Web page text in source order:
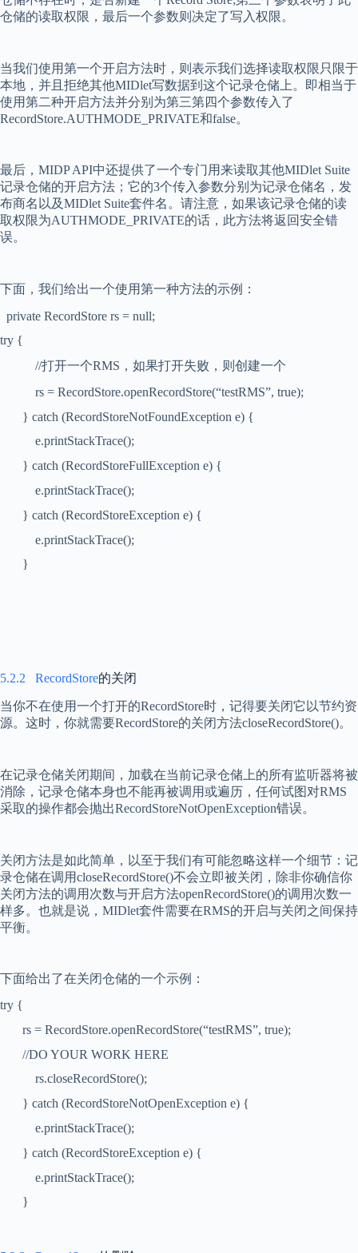
仓储的读取权限，最后一个参数则决定了写入权限。
当我们使用第一个开启方法时，则表示我们选择读取权限只限于
本地，并且拒绝其他MIDlet写数据到这个记录仓储上。即相当于
使用第二种开启方法并分别为第三第四个参数传入了
RecordStore.AUTHMODE_PRIVATE和false。
最后， MIDP API中还提供了一个专门用来读取其他MIDlet Suite
记录仓储的开启方法；它的3个传入参数分别为记录仓储名，发
布商名以及MIDlet Suite套件名。请注意，如果该记录仓储的读
取权限为AUTHMODE_PRIVATE的话，此方法将返回安全错
误。
下面，我们给出一个使用第一种方法的示例：
private RecordStore rs = null;
try {
//打开一个RMS ，如果打开失败，则创建一个
rs = RecordStore.openRecordStore(“testRMS”, true);
} catch (RecordStoreNotFoundException e) {
e.printStackTrace();
} catch (RecordStoreFullException e) {
e.printStackTrace();
} catch (RecordStoreException e) {
e.printStackTrace();
}
5.2.2 RecordStore的关闭
当你不在使用一个打开的RecordStore时，记得要关闭它以节约资
源。这时，你就需要RecordStore的关闭方法closeRecordStore()。
在记录仓储关闭期间，加载在当前记录仓储上的所有监听器将被
消除，记录仓储本身也不能再被调用或遍历，任何试图对RMS
采取的操作都会抛出RecordStoreNotOpenException错误。
关闭方法是如此简单，以至于我们有可能忽略这样一个细节：记
录仓储在调用closeRecordStore()不会立即被关闭，除非你确信你
关闭方法的调用次数与开启方法openRecordStore()的调用次数一
样多。也就是说， MIDlet套件需要在RMS的开启与关闭之间保持
平衡。
下面给出了在关闭仓储的一个示例：
try {
rs = RecordStore.openRecordStore(“testRMS”, true);
//DO YOUR WORK HERE
rs.closeRecordStore();
} catch (RecordStoreNotOpenException e) {
e.printStackTrace();
} catch (RecordStoreException e) {
e.printStackTrace();
}